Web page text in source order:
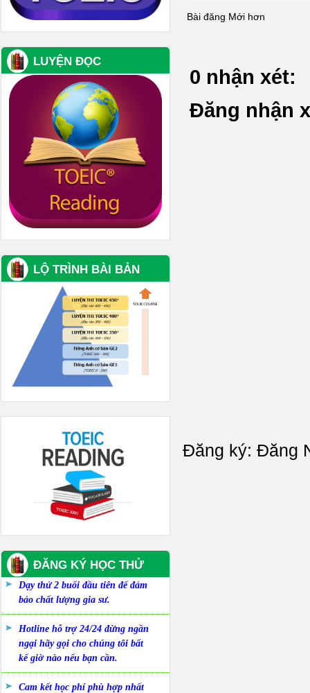
Bài đăng Mới hơn
0 nhận xét:
Đăng nhận
Đăng ký: Đăng
LUYỆN ĐỌC
LỘ TRÌNH BÀI BẢN
ĐĂNG KÝ HỌC THỬ
Dạy thử 2 buổi đầu tiên để đảm
bảo chất lượng gia sư.
Hotline hỗ trợ 24/24 đừng ngần
ngại hãy gọi cho chúng tôi bất
kể giờ nào nếu bạn cần.
Cam kết học phí phù hợp nhất